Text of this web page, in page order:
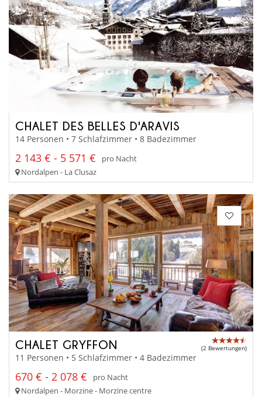
CHALET DES BELLES D'ARAVIS
14 Personen • 7 Schlafzimmer • 8 Badezimmer
2 143 € - 5 571 €
pro Nacht
Nordalpen - La Clusaz
CHALET GRYFFON (2 Bewertungen)
11 Personen • 5 Schlafzimmer • 4 Badezimmer
670 € - 2 078 €
pro Nacht
Nordalpen - Morzine - Morzine centre